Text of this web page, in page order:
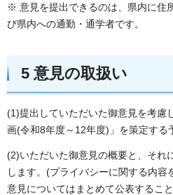
※ 意見を提出できるのは、県内に住
び県内への通勤・通学者です。
5 意見の取扱い
(1)提出していただいた御意見を考慮
画(令和8年度～12年度)」を策定する
(2)いただいた御意見の概要と、それ
します。(プライバシーに関する内容
意見についてはまとめて公表するこ